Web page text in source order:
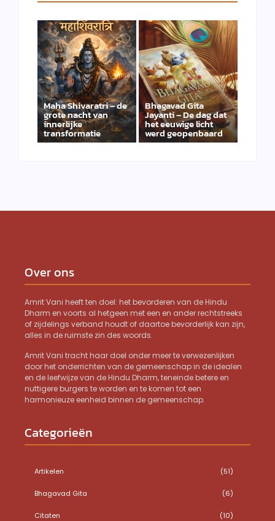
Maha Shivaratri – de
grote nacht van
innerlijke
transformatie
Bhagavad Gita
Jayanti – De dag dat
het eeuwige licht
werd geopenbaard
Over ons
Amrit Vani heeft ten doel: het bevorderen van de Hindu
Dharm en voorts al hetgeen met een en ander rechtstreeks
of zijdelings verband houdt of daartoe bevorderlijk kan zijn,
alles in de ruimste zin des woords.
Amrit Vani tracht haar doel onder meer te verwezenlijken
door het onderrichten van de gemeenschap in de idealen
en de leefwijze van de Hindu Dharm, teneinde betere en
nuttigere burgers te worden en te komen tot een
harmonieuze eenheid binnen de gemeenschap.
Categorieën
Artikelen (51)
Bhagavad Gita (6)
Citaten (10)